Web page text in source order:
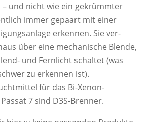
– und nicht wie ein ge­krümm­ter
immer ge­paart mit einer
er­ken­nen. Sie ver­
über eine mecha­nische Blende,
und Fern­licht schal­tet (was
zu er­ken­nen ist).
für das Bi-Xenon-
7 sind D3S-Brenner.